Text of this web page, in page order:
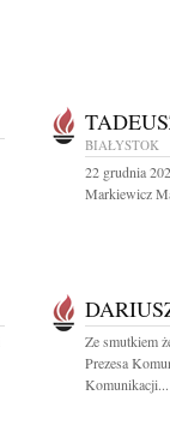
BIAŁYSTOK
22 grudnia
Markiewicz
Ze smutkiem
Prezesa
Komunikacji...